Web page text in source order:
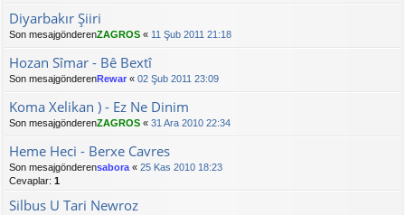
Diyarbakır Şiiri
Son mesajgönderenZAGROS « 11 Şub 2011 21:18
Hozan Sîmar - Bê Bextî
Son mesajgönderenRewar « 02 Şub 2011 23:09
Koma Xelikan ) - Ez Ne Dinim
Son mesajgönderenZAGROS « 31 Ara 2010 22:34
Heme Heci - Berxe Cavres
Son mesajgönderensabora « 25 Kas 2010 18:23
Cevaplar: 1
Silbus U Tari Newroz